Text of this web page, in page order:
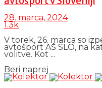
28. marca, 2024
1.3k
V torek, 26. marca so
avtošport AŠ SLO, na
volitve. Kot ...
Beri naprej